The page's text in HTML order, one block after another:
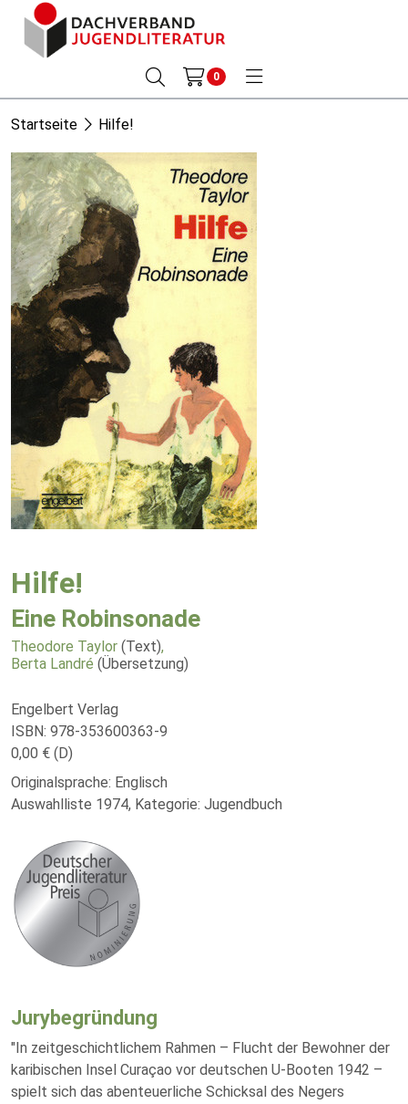
0
Startseite Hilfe!
Hilfe!
Eine Robinsonade
Theodore Taylor (Text),
Berta Landré (Übersetzung)
Engelbert Verlag
ISBN: 978-353600363-9
0,00 € (D)
Originalsprache: Englisch
Auswahlliste 1974, Kategorie: Jugendbuch
Jurybegründung
"In zeitgeschichtlichem Rahmen – Flucht der Bewohner der
karibischen Insel Curaçao vor deutschen U-Booten 1942 –
spielt sich das abenteuerliche Schicksal des Negers